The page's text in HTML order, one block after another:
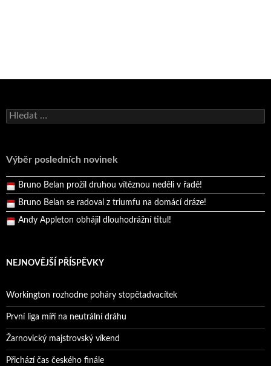
Vyhledávání
Výběr posledních novinek
Bruno Belan se radoval z triumfu na domácí dráze!
Pražský přebor neskrblil překvapeními!
Bruno Belan prožil druhou vítěznou neděli v řadě!
Bruno Belan se radoval z triumfu na domácí dráze!
Andy Appleton obhájil dlouhodrážní titul!
NEJNOVĚJŠÍ PŘÍSPĚVKY
Workington rozhodne poháry stopětadvacítek
První liga míří na neutrální dráhu
Žarnovický majstrovský víkend
Přichází čas českého finále